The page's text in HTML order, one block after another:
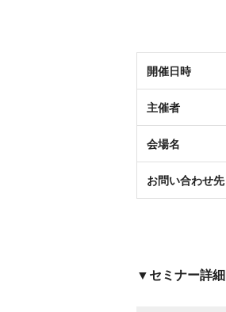
​​​​​​​​​​開催日時
​​​主催者
​​会場名
お問い合わせ先​
​▼セミナー詳細